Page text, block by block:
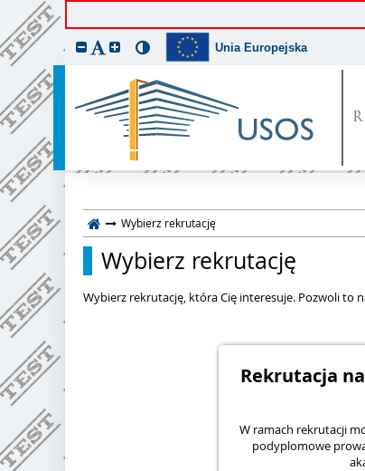
Unia Europejska
Wybierz rekrutację
Wybierz rekrutację
Wybierz rekrutację, która Cię interesuje. Pozwoli to
Rekrutacja
W ramach rekrutacji
podyplomowe